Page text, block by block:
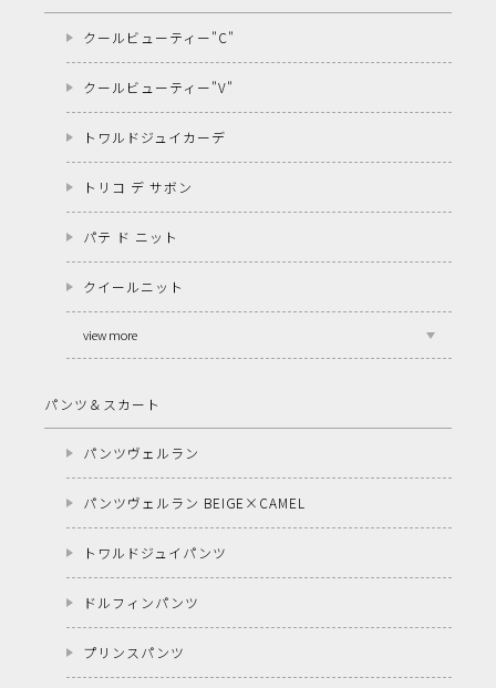
クールビューティー"C"
クールビューティー"V"
トワルドジュイカーデ
トリコ デ サボン
パテ ド ニット
クイールニット
view more
パンツ＆スカート
パンツヴェルラン
パンツヴェルラン BEIGE×CAMEL
トワルドジュイパンツ
ドルフィンパンツ
プリンスパンツ